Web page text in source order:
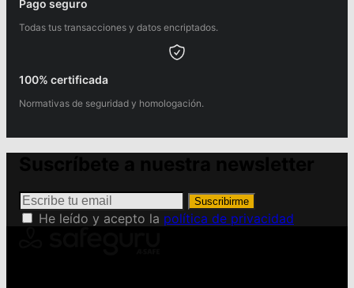
Pago seguro
Todas tus transacciones y datos encriptados.
100% certificada
Normativas de seguridad y homologación.
Suscribirme
He leído y acepto la política de privacidad